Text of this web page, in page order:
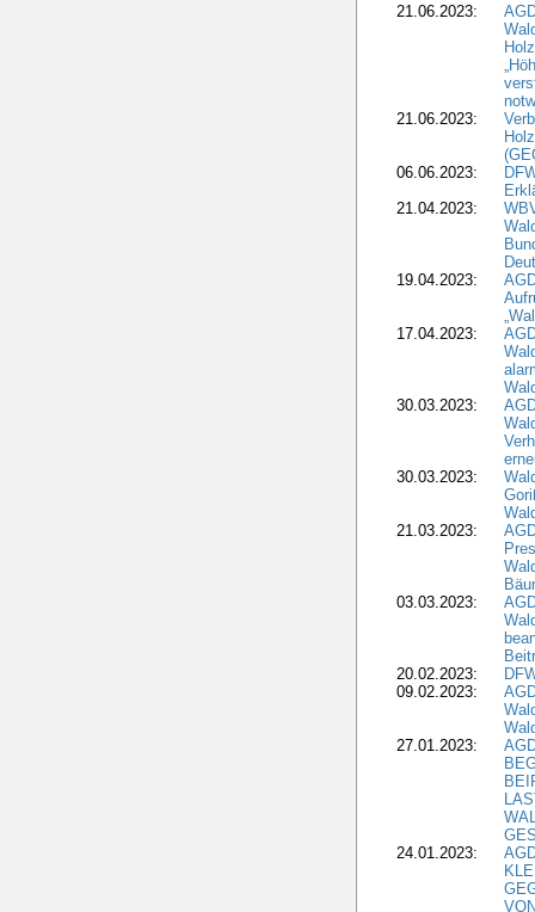
21.06.2023:
21.06.2023:
06.06.2023:
21.04.2023:
19.04.2023:
17.04.2023:
30.03.2023:
30.03.2023:
21.03.2023:
03.03.2023:
20.02.2023:
09.02.2023:
27.01.2023:
24.01.2023: